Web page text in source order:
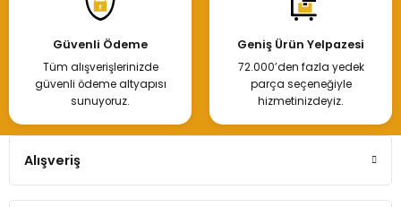
Güvenli Ödeme
Tüm alışverişlerinizde
güvenli ödeme altyapısı
sunuyoruz.
Geniş Ürün Yelpazesi
72.000’den fazla yedek
parça seçeneğiyle
hizmetinizdeyiz.
Alışveriş